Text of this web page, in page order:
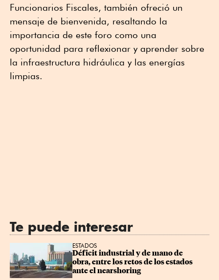
Funcionarios Fiscales, también ofreció un
mensaje de bienvenida, resaltando la
importancia de este foro como una
oportunidad para reflexionar y aprender sobre
la infraestructura hidráulica y las energías
limpias.
Te puede interesar
ESTADOS
Déficit industrial y de mano de
obra, entre los retos de los estados
ante el nearshoring